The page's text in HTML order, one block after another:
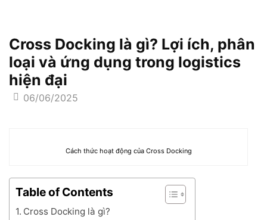
Cross Docking là gì? Lợi ích, phân
loại và ứng dụng trong logistics
hiện đại
06/06/2025
Cách thức hoạt động của Cross Docking
Table of Contents
Cross Docking là gì?